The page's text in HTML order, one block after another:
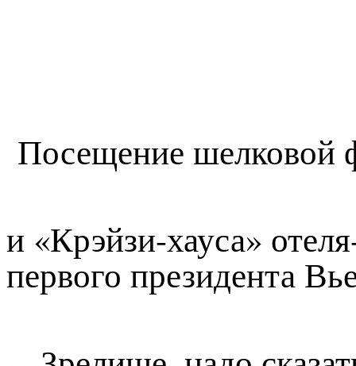
Посещение шелковой
и «Крэйзи-хауса»
первого президента